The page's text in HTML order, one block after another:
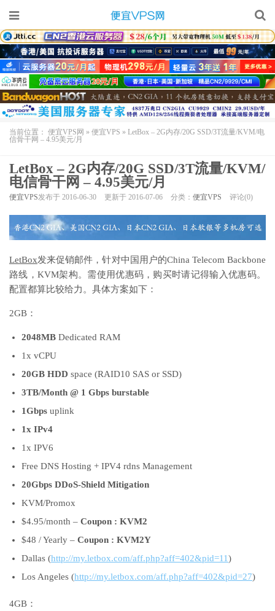
当前位置： 便宜VPS网 » 便宜VPS » LetBox – 2G内存/20G SSD/3T流量/KVM/电
信骨干网 – 4.95美元/月
LetBox – 2G内存/20G SSD/3T流量/KVM/
电信骨干网 – 4.95美元/月
便宜VPS发布于 2016-06-30 更新于 2016-07-06 分类： 便宜VPS 评论(0)
LetBox发来促销邮件，针对中国用户的China Telecom Backbone
路线，KVM架构。需使用优惠码，购买时请记得输入优惠码。
配置都算比较给力。具体方案如下：
2GB：
2048MB Dedicated RAM
1x vCPU
20GB HDD space (RAID10 SAS or SSD)
3TB/Month @ 1 Gbps burstable
1Gbps uplink
1x IPv4
1x IPV6
Free DNS Hosting + IPV4 rdns Management
20Gbps DDoS-Shield Mitigation
KVM/Promox
$4.95/month – Coupon : KVM2
$48 / Yearly – Coupon : KVM2Y
Dallas (http://my.letbox.com/aff.php?aff=402&pid=11)
Los Angeles (http://my.letbox.com/aff.php?aff=402&pid=27)
4GB：